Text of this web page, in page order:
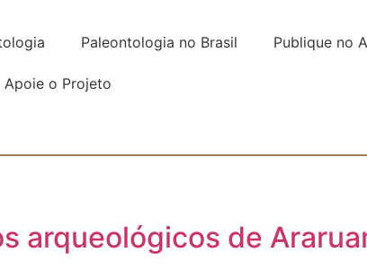
Paleontologia no Brasil Publique no
Apoie o Projeto
arqueológicos de